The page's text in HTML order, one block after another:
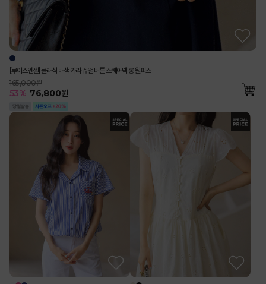
[루이스엔젤] 클래식 배색 카라 쥬얼 버튼 스퀘어넥 롱 원피스
165,000원
53% 76,800원